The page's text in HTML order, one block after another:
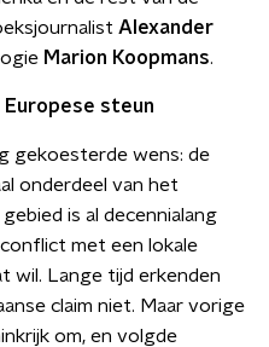
Alexander
Marion Koopmans.
steun
gekoesterde wens: de
onderdeel van het
is al decennialang
met een lokale
wil. Lange tijd erkenden
claim niet. Maar vorige
om, en volgde